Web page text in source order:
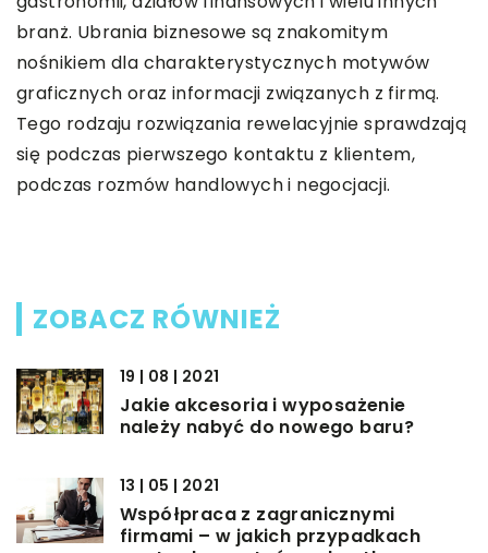
branż. Ubrania biznesowe są znakomitym
nośnikiem dla charakterystycznych motywów
graficznych oraz informacji związanych z firmą.
Tego rodzaju rozwiązania rewelacyjnie sprawdzają
się podczas pierwszego kontaktu z klientem,
podczas rozmów handlowych i negocjacji.
ZOBACZ RÓWNIEŻ
19 | 08 | 2021
Jakie akcesoria i wyposażenie
należy nabyć do nowego baru?
13 | 05 | 2021
Współpraca z zagranicznymi
firmami – w jakich przypadkach